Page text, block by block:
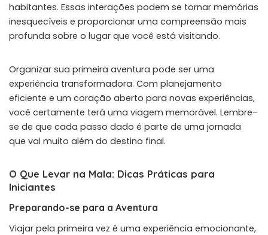
habitantes. Essas interações podem se tornar memórias
inesquecíveis e proporcionar uma compreensão mais
profunda sobre o lugar que você está visitando.
Organizar sua primeira aventura pode ser uma
experiência transformadora. Com planejamento
eficiente e um coração aberto para novas experiências,
você certamente terá uma viagem memorável. Lembre-
se de que cada passo dado é parte de uma jornada
que vai muito além do destino final.
O Que Levar na Mala: Dicas Práticas para
Iniciantes
Preparando-se para a Aventura
Viajar pela primeira vez é uma experiência emocionante,